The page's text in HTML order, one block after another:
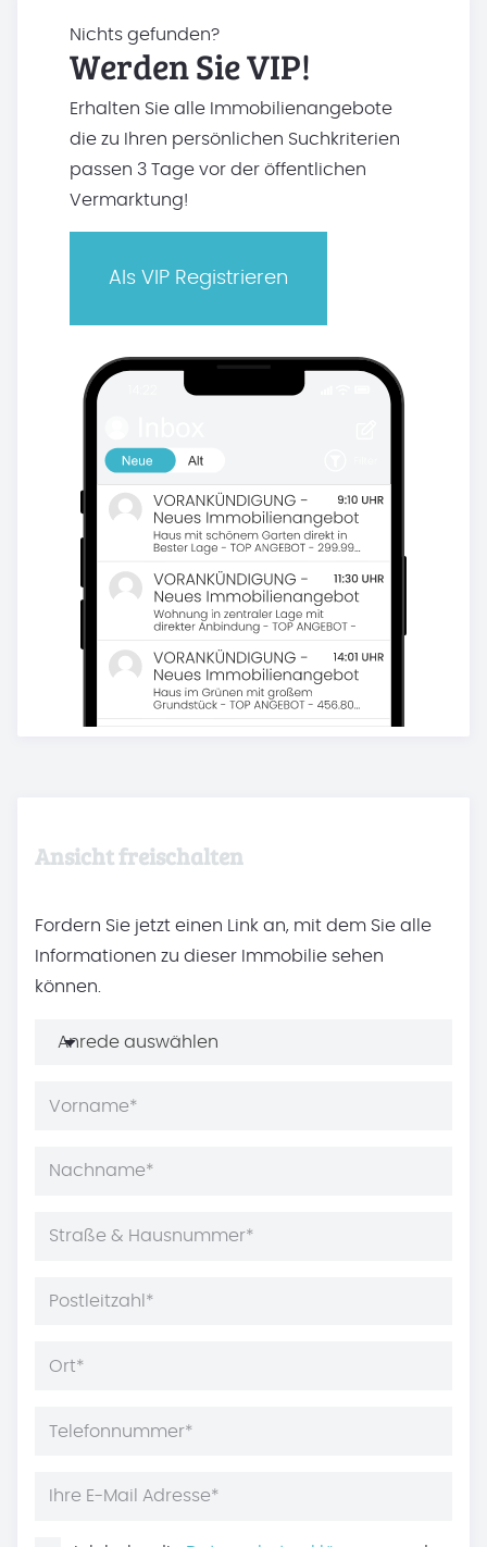
Nichts gefunden?
Werden Sie VIP!
Erhalten Sie alle Immobilienangebote
die zu Ihren persönlichen Suchkriterien
passen 3 Tage vor der öffentlichen
Vermarktung!
Als VIP Registrieren
Ansicht freischalten
Fordern Sie jetzt einen Link an, mit dem Sie alle
Informationen zu dieser Immobilie sehen
können.
Anrede auswählen